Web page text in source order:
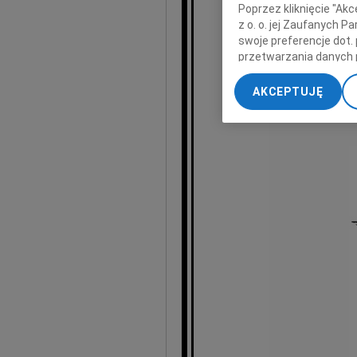
Poprzez kliknięcie
z o. o. jej Zaufanych
swoje preferencje dot.
przetwarzania danych
„Ustawienia
My, nasi Zaufani
dokładnych danych
Przechowywanie
treści, badnie
AKCEPTUJĘ